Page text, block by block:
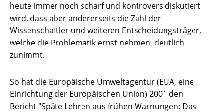
heute immer noch scharf und kontrovers diskutiert
wird, dass aber andererseits die Zahl der
Wissenschaftler und weiteren Entscheidungsträger,
welche die Problematik ernst nehmen, deutlich
zunimmt.
So hat die Europäische Umweltagentur (EUA, eine
Einrichtung der Europäischen Union) 2001 den
Bericht "Späte Lehren aus frühen Warnungen: Das